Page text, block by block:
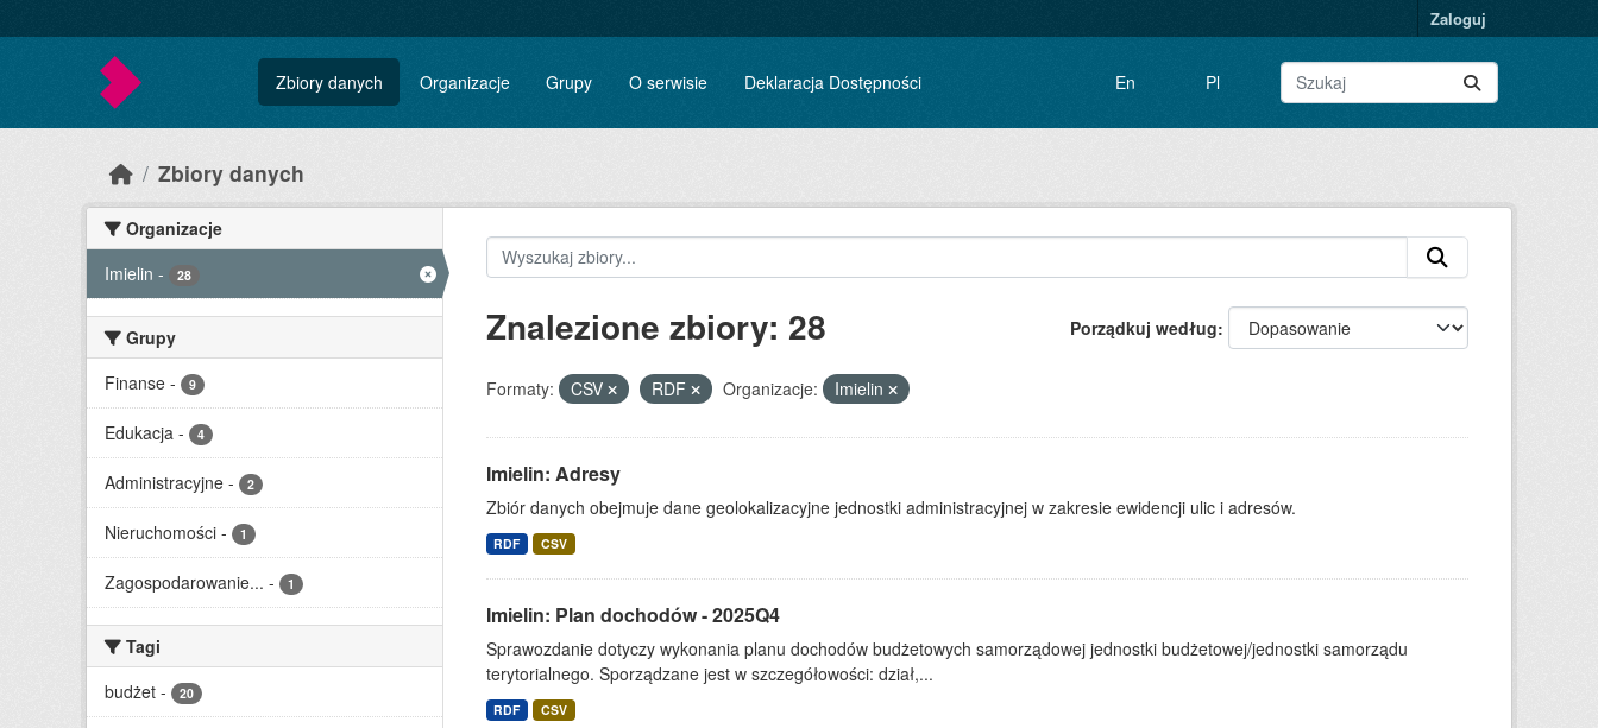
Zaloguj
Zbiory danych Organizacje Grupy O serwisie Deklaracja Dostępności En Pl
Zbiory danych
Organizacje
Imielin - 28
Grupy
Finanse - 9
Edukacja - 4
Administracyjne - 2
Nieruchomości - 1
Zagospodarowanie... - 1
Tagi
budżet - 20
Porządkuj według
Znalezione zbiory: 28
Formaty: CSV RDF Organizacje: Imielin
Imielin: Adresy
Zbiór danych obejmuje dane geolokalizacyjne jednostki administracyjnej w zakresie ewidencji ulic i adresów.
RDF CSV
Imielin: Plan dochodów - 2025Q4
Sprawozdanie dotyczy wykonania planu dochodów budżetowych samorządowej jednostki budżetowej/jednostki samorządu
terytorialnego. Sporządzane jest w szczegółowości: dział,...
RDF CSV